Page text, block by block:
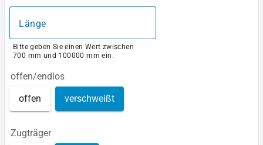
Länge
Bitte geben Sie einen Wert zwischen
700 mm und 100000 mm ein.
offen/endlos
offen verschweißt
Zugträger